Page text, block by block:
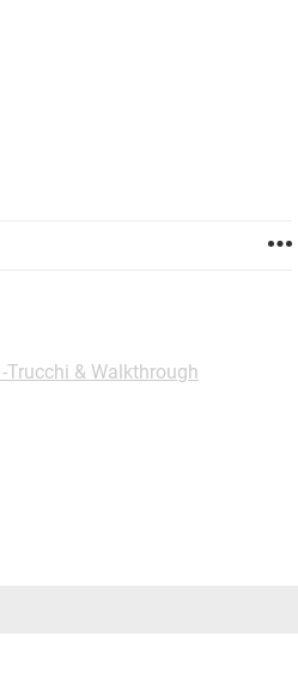
Trucchi & Walkthrough